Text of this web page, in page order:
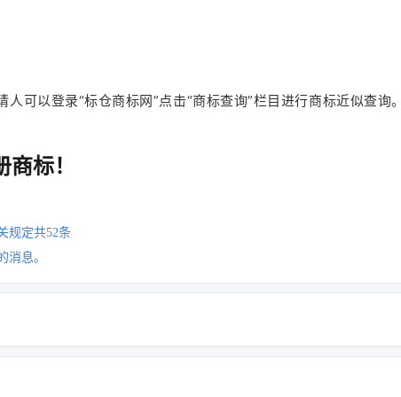
可以登录“标仓商标网”点击“商标查询”栏目进行商标近似查询
标！
规定共52条
消息。